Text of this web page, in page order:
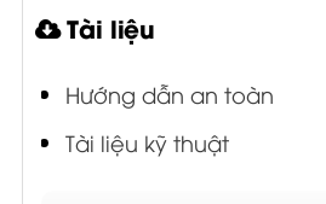
Tài liệu
Hướng dẫn an toàn
Tài liệu kỹ thuật